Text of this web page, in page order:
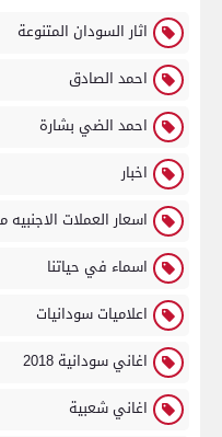
اثار السودان المتنوعة
احمد الصادق
احمد الضي بشارة
اخبار
اسعار العملات
اسماء في حياتنا
اعلاميات سودانيات
اغاني سودانية 2018
اغاني شعبية